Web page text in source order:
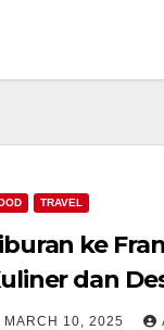
TRAVEL
ke
dan
MARCH 10, 2025